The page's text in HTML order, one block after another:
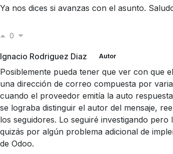
Ya nos dices si avanzas con el asunto.
0
Ignacio Rodriguez Diaz Autor
Posiblemente pueda tener que ver con que
una dirección de correo compuesta por
cuando el proveedor emitía la auto
se lograba distinguir el autor del mensaje,
los seguidores. Lo seguiré investigando
quizás por algún problema adicional de
de Odoo.